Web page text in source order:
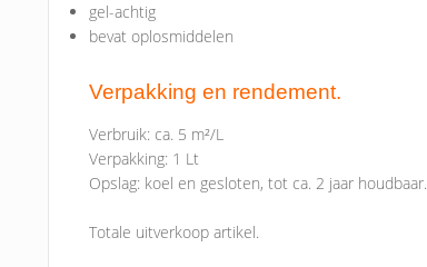
gel-achtig
bevat oplosmiddelen
Verpakking en rendement.
Verbruik: ca. 5 m²/L
Verpakking: 1 Lt
Opslag: koel en gesloten, tot ca. 2 jaar houdbaar.
Totale uitverkoop artikel.